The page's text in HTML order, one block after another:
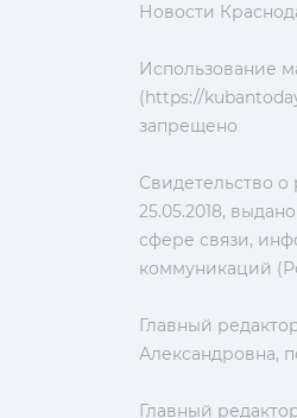
Новости
Использование
(https://
запрещено
Свидетельство
25.05.2018,
сфере связи,
коммуникаций
Главный
Александровна,
Главный